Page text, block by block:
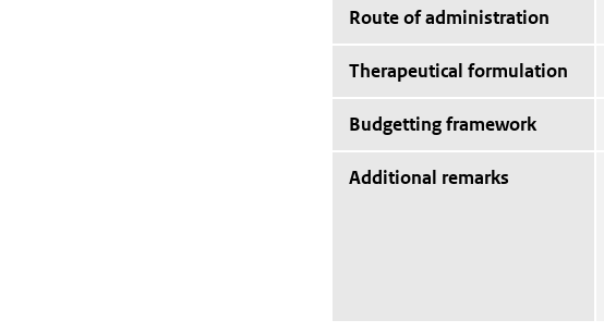
Route of administration
Therapeutical formulation
Budgetting framework
Additional remarks